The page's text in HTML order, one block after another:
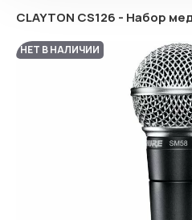
CLAYTON CS126 - Набор
НЕТ В НАЛИЧИИ